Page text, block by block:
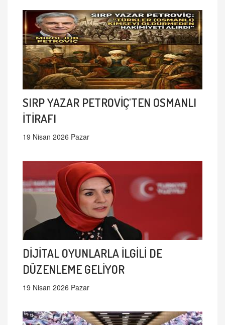
SIRP YAZAR PETROVİÇ'TEN OSMANLI
İTİRAFI
19 Nisan 2026 Pazar
DİJİTAL OYUNLARLA İLGİLİ DE
DÜZENLEME GELİYOR
19 Nisan 2026 Pazar